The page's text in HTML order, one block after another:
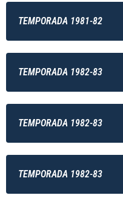
TEMPORADA 1981-82
TEMPORADA 1982-83
TEMPORADA 1982-83
TEMPORADA 1982-83